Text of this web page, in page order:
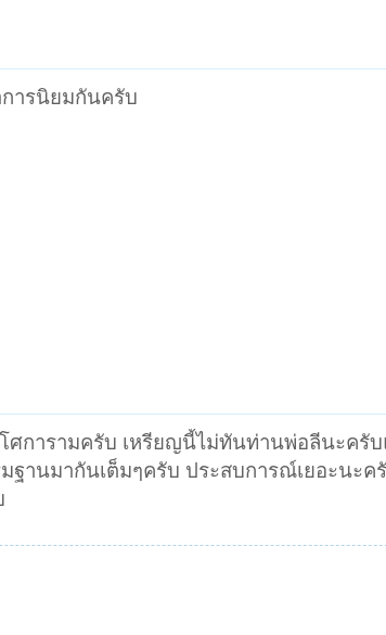
ารนิยมกันครับ
ศการามครับ เหรียญนี้ไม่ทันท่านพ่อลีนะครั
ฐานมากันเต็มๆครับ ประสบการณ์เยอะนะ